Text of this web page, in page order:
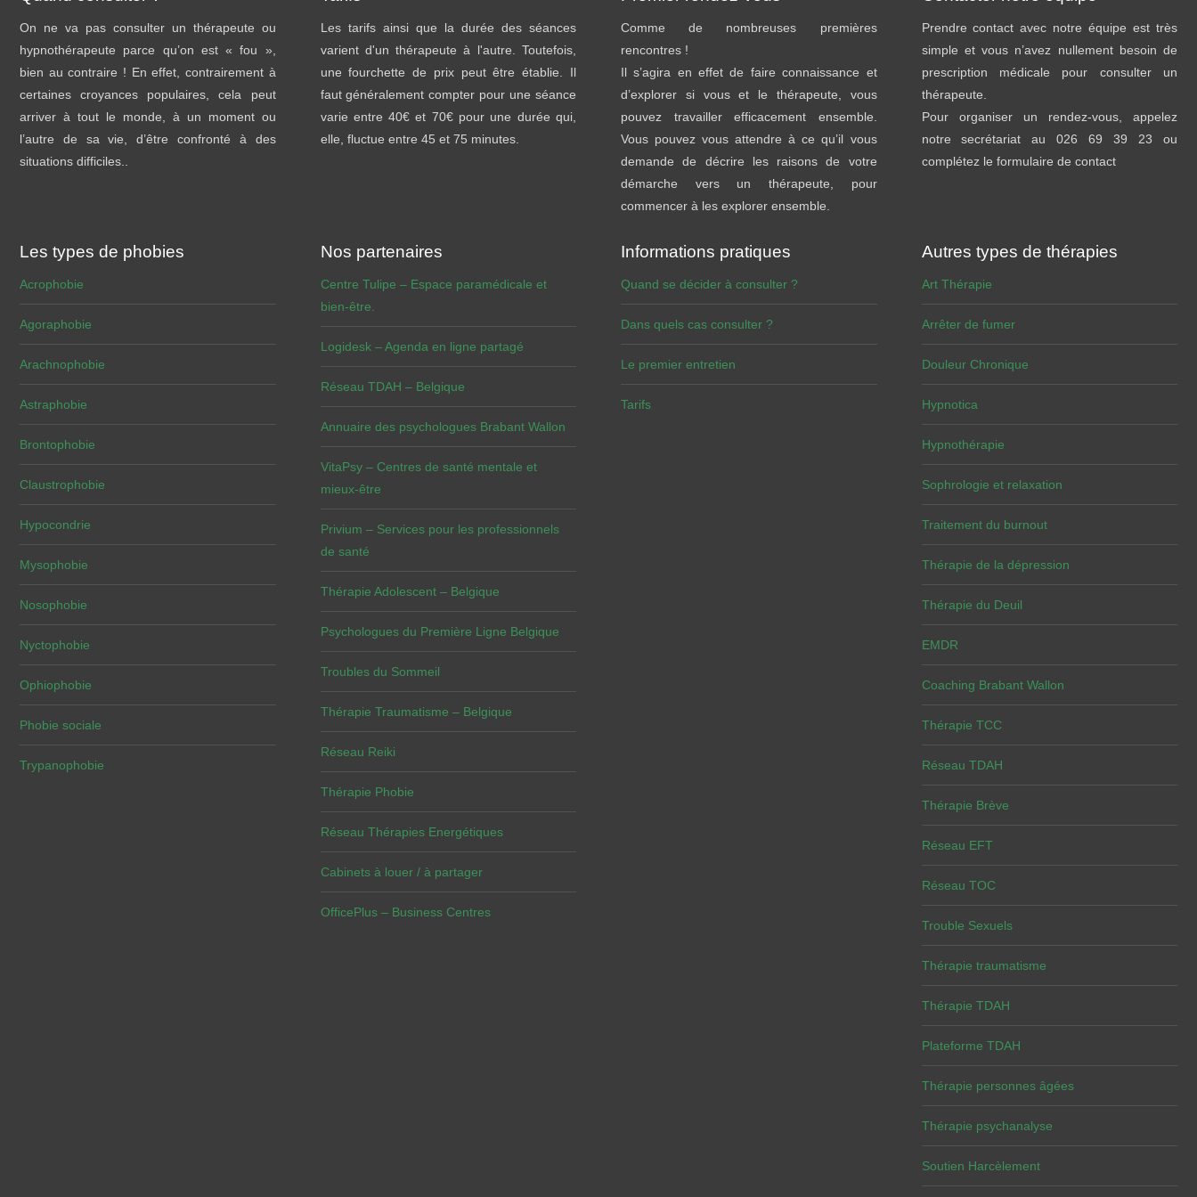
On ne va pas consulter un thérapeute ou
hypnothérapeute parce qu’on est « fou »,
bien au contraire ! En effet, contrairement à
certaines croyances populaires, cela peut
arriver à tout le monde, à un moment ou
l’autre de sa vie, d’être confronté à des
situations difficiles..
Les tarifs ainsi que la durée des séances
varient d'un thérapeute à l'autre. Toutefois,
une fourchette de prix peut être établie. Il
faut généralement compter pour une séance
varie entre 40€ et 70€ pour une durée qui,
elle, fluctue entre 45 et 75 minutes.
Comme de nombreuses premières
rencontres !
Il s’agira en effet de faire connaissance et
d’explorer si vous et le thérapeute, vous
pouvez travailler efficacement ensemble.
Vous pouvez vous attendre à ce qu’il vous
demande de décrire les raisons de votre
démarche vers un thérapeute, pour
commencer à les explorer ensemble.
Prendre contact avec notre équipe est très
simple et vous n’avez nullement besoin de
prescription médicale pour consulter un
thérapeute.
Pour organiser un rendez-vous, appelez
notre secrétariat au 026 69 39 23 ou
complétez le formulaire de contact
Les types de phobies
Acrophobie
Agoraphobie
Arachnophobie
Astraphobie
Brontophobie
Claustrophobie
Hypocondrie
Mysophobie
Nosophobie
Nyctophobie
Ophiophobie
Phobie sociale
Trypanophobie
Nos partenaires
Centre Tulipe – Espace paramédicale et
bien-être.
Logidesk – Agenda en ligne partagé
Réseau TDAH – Belgique
Annuaire des psychologues Brabant Wallon
VitaPsy – Centres de santé mentale et
mieux-être
Privium – Services pour les professionnels
de santé
Thérapie Adolescent – Belgique
Psychologues du Première Ligne Belgique
Troubles du Sommeil
Thérapie Traumatisme – Belgique
Réseau Reiki
Thérapie Phobie
Réseau Thérapies Energétiques
Cabinets à louer / à partager
OfficePlus – Business Centres
Informations pratiques
Quand se décider à consulter ?
Dans quels cas consulter ?
Le premier entretien
Tarifs
Autres types de thérapies
Art Thérapie
Arrêter de fumer
Douleur Chronique
Hypnotica
Hypnothérapie
Sophrologie et relaxation
Traitement du burnout
Thérapie de la dépression
Thérapie du Deuil
EMDR
Coaching Brabant Wallon
Thérapie TCC
Réseau TDAH
Thérapie Brève
Réseau EFT
Réseau TOC
Trouble Sexuels
Thérapie traumatisme
Thérapie TDAH
Plateforme TDAH
Thérapie personnes âgées
Thérapie psychanalyse
Soutien Harcèlement